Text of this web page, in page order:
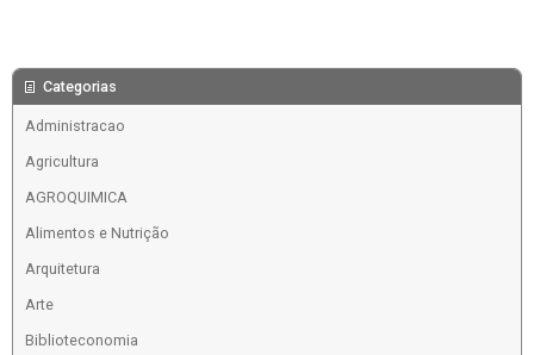
Categorias
Administracao
Agricultura
AGROQUIMICA
Alimentos e Nutrição
Arquitetura
Arte
Biblioteconomia